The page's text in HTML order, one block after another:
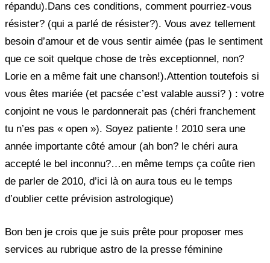
répandu).Dans ces conditions, comment pourriez-vous
résister? (qui a parlé de résister?). Vous avez tellement
besoin d’amour et de vous sentir aimée (pas le sentiment
que ce soit quelque chose de très exceptionnel, non?
Lorie en a même fait une chanson!).Attention toutefois si
vous êtes mariée (et pacsée c’est valable aussi? ) : votre
conjoint ne vous le pardonnerait pas (chéri franchement
tu n’es pas « open »). Soyez patiente ! 2010 sera une
année importante côté amour (ah bon? le chéri aura
accepté le bel inconnu?…en même temps ça coûte rien
de parler de 2010, d’ici là on aura tous eu le temps
d’oublier cette prévision astrologique)
Bon ben je crois que je suis prête pour proposer mes
services au rubrique astro de la presse féminine